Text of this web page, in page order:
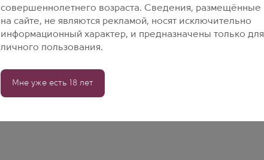
совершеннолетнего возраста. Сведения, размещённые
на сайте, не являются рекламой, носят исключительно
информационный характер, и предназначены только для
личного пользования.
Мне уже есть 18 лет